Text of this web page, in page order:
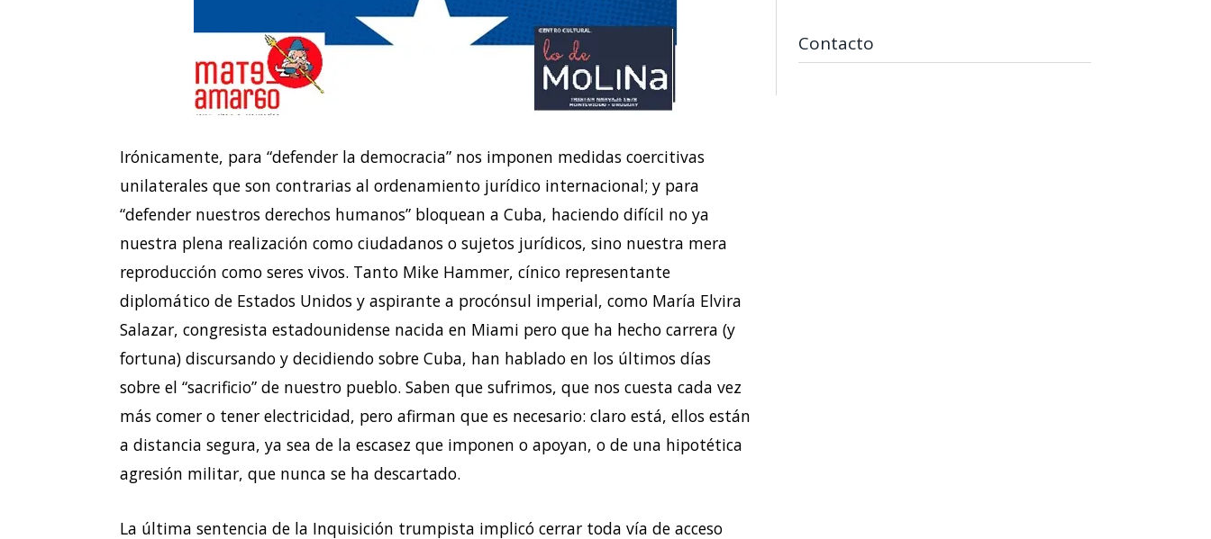
Irónicamente, para “defender la democracia” nos imponen medidas coercitivas
unilaterales que son contrarias al ordenamiento jurídico internacional; y para
“defender nuestros derechos humanos” bloquean a Cuba, haciendo difícil no ya
nuestra plena realización como ciudadanos o sujetos jurídicos, sino nuestra mera
reproducción como seres vivos. Tanto Mike Hammer, cínico representante
diplomático de Estados Unidos y aspirante a procónsul imperial, como María Elvira
Salazar, congresista estadounidense nacida en Miami pero que ha hecho carrera (y
fortuna) discursando y decidiendo sobre Cuba, han hablado en los últimos días
sobre el “sacrificio” de nuestro pueblo. Saben que sufrimos, que nos cuesta cada vez
más comer o tener electricidad, pero afirman que es necesario: claro está, ellos están
a distancia segura, ya sea de la escasez que imponen o apoyan, o de una hipotética
agresión militar, que nunca se ha descartado.
La última sentencia de la Inquisición trumpista implicó cerrar toda vía de acceso
Contacto